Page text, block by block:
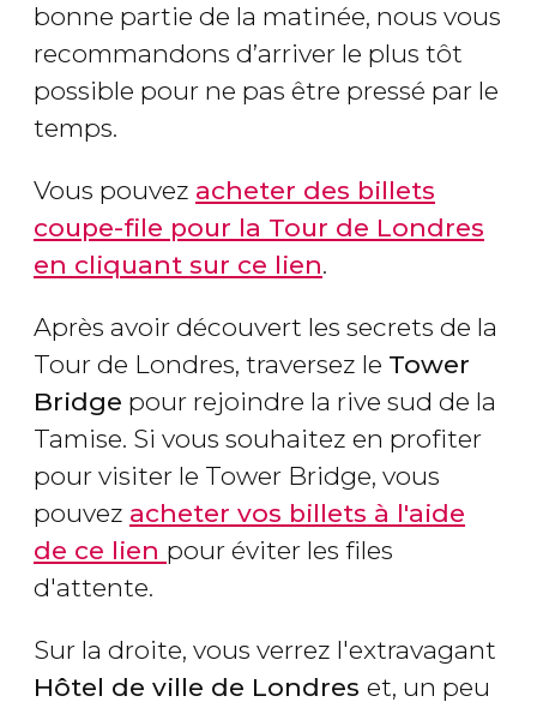
bonne partie de la matinée, nous vous
recommandons d’arriver le plus tôt
possible pour ne pas être pressé par le
temps.
Vous pouvez acheter des billets
coupe-file pour la Tour de Londres
en cliquant sur ce lien.
Après avoir découvert les secrets de la
Tour de Londres, traversez le Tower
Bridge pour rejoindre la rive sud de la
Tamise. Si vous souhaitez en profiter
pour visiter le Tower Bridge, vous
pouvez acheter vos billets à l'aide
de ce lien pour éviter les files
d'attente.
Sur la droite, vous verrez l'extravagant
Hôtel de ville de Londres et, un peu